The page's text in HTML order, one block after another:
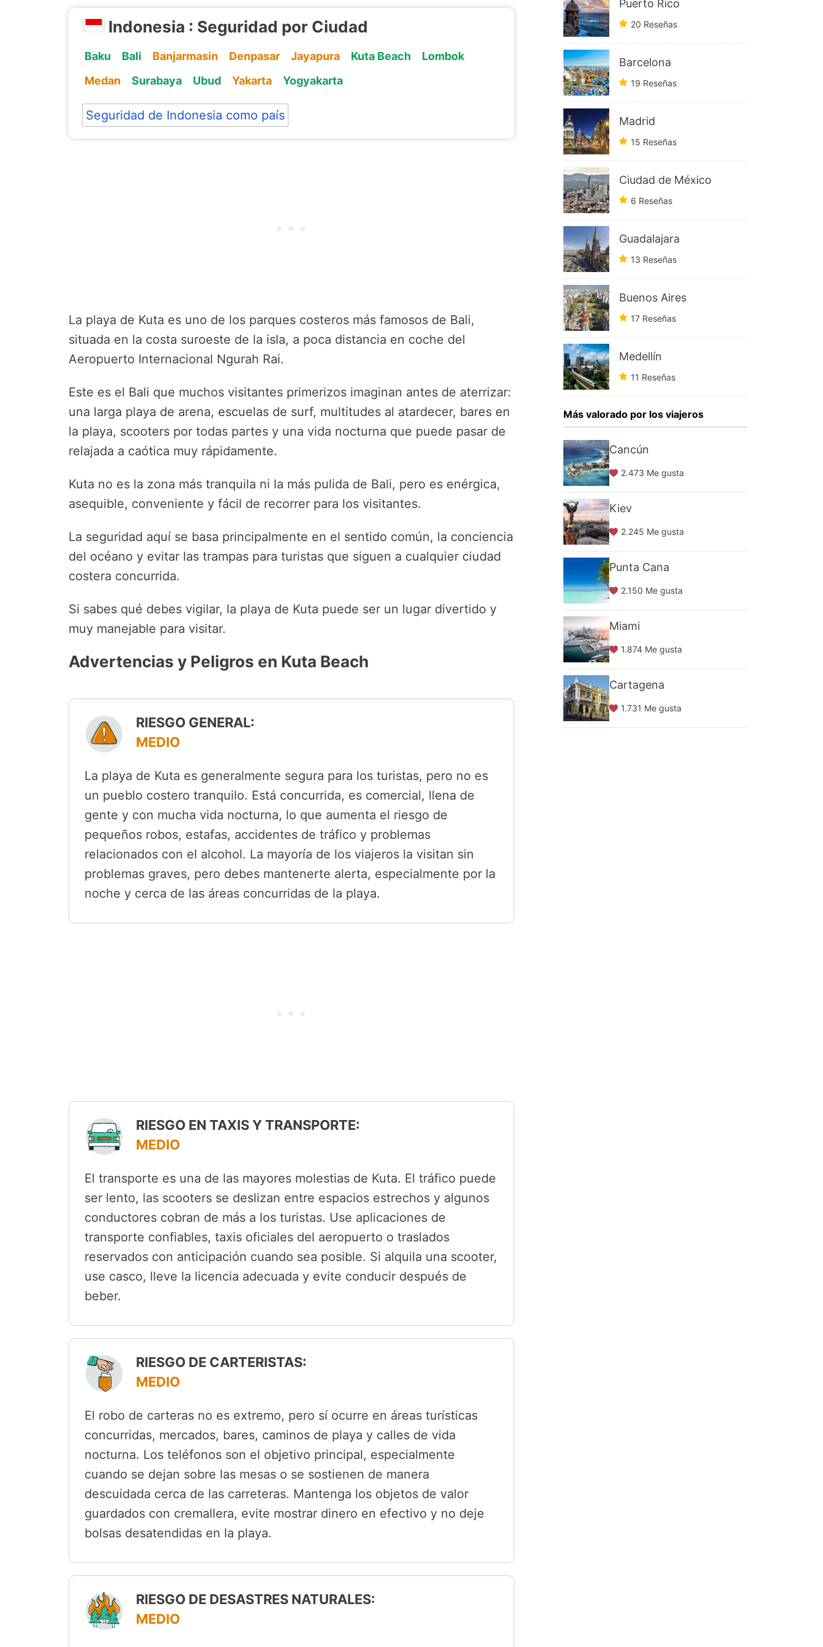
Indonesia : Seguridad por Ciudad
Baku Bali Banjarmasin Denpasar Jayapura Kuta Beach
Lombok
Medan
Surabaya Ubud Yakarta Yogyakarta
Seguridad de Indonesia como país
La playa de Kuta es uno de los parques costeros más famosos de Bali,
situada en la costa suroeste de la isla, a poca distancia en coche del
Aeropuerto Internacional Ngurah Rai.
Este es el Bali que muchos visitantes primerizos imaginan antes de aterrizar:
una larga playa de arena, escuelas de surf, multitudes al atardecer, bares en
la playa, scooters por todas partes y una vida nocturna que puede pasar de
relajada a caótica muy rápidamente.
Kuta no es la zona más tranquila ni la más pulida de Bali, pero es enérgica,
asequible, conveniente y fácil de recorrer para los visitantes.
La seguridad aquí se basa principalmente en el sentido común, la conciencia
del océano y evitar las trampas para turistas que siguen a cualquier ciudad
costera concurrida.
Si sabes qué debes vigilar, la playa de Kuta puede ser un lugar divertido y
muy manejable para visitar.
Advertencias y Peligros en Kuta Beach
RIESGO GENERAL:
MEDIO
La playa de Kuta es generalmente segura para los turistas, pero no es
un pueblo costero tranquilo. Está concurrida, es comercial, llena de
gente y con mucha vida nocturna, lo que aumenta el riesgo de
pequeños robos, estafas, accidentes de tráfico y problemas
relacionados con el alcohol. La mayoría de los viajeros la visitan sin
problemas graves, pero debes mantenerte alerta, especialmente por la
noche y cerca de las áreas concurridas de la playa.
RIESGO EN TAXIS Y TRANSPORTE:
MEDIO
El transporte es una de las mayores molestias de Kuta. El tráfico puede
ser lento, las scooters se deslizan entre espacios estrechos y algunos
conductores cobran de más a los turistas. Use aplicaciones de
transporte confiables, taxis oficiales del aeropuerto o traslados
reservados con anticipación cuando sea posible. Si alquila una scooter,
use casco, lleve la licencia adecuada y evite conducir después de
beber.
RIESGO DE CARTERISTAS:
MEDIO
El robo de carteras no es extremo, pero sí ocurre en áreas turísticas
concurridas, mercados, bares, caminos de playa y calles de vida
nocturna. Los teléfonos son el objetivo principal, especialmente
cuando se dejan sobre las mesas o se sostienen de manera
descuidada cerca de las carreteras. Mantenga los objetos de valor
guardados con cremallera, evite mostrar dinero en efectivo y no deje
bolsas desatendidas en la playa.
RIESGO DE DESASTRES NATURALES:
MEDIO
Puerto Rico
20 Reseñas
Barcelona
19 Reseñas
Madrid
15 Reseñas
Ciudad de México
6 Reseñas
Guadalajara
13 Reseñas
Buenos Aires
17 Reseñas
Medellín
11 Reseñas
Más valorado por los viajeros
Cancún
2.473 Me gusta
Kiev
2.245 Me gusta
Punta Cana
2.150 Me gusta
Miami
1.874 Me gusta
Cartagena
1.731 Me gusta